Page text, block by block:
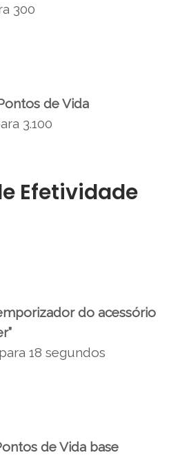
300
de Vida
3.100
Efetividade
do acessório
18 segundos
de Vida base